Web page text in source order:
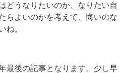
どうなりたいのか、なりたい自
らよいのかを考えて、悔いのな
ね。
最後の記事となります。少し早